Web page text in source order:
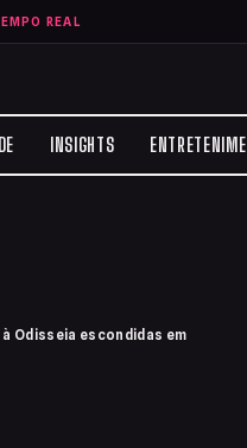
REAL
INSIGHTS
Odisseia escondidas em